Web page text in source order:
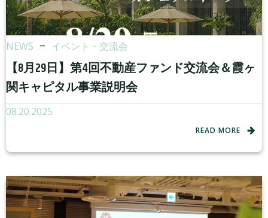
NEWS – イベント・交流会
【8月29日】第4回不動産ファンド交流会＆霞ヶ
関キャピタル事業説明会
08.20.2025
READ MORE